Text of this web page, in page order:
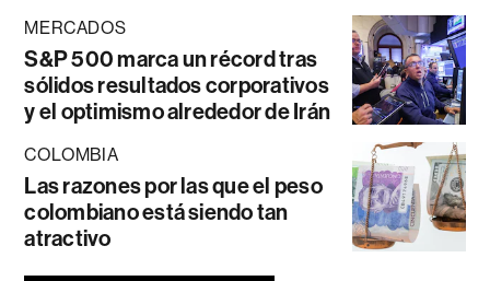
MERCADOS
S&P 500 marca un récord tras
sólidos resultados corporativos
y el optimismo alrededor de Irán
COLOMBIA
Las razones por las que el peso
colombiano está siendo tan
atractivo